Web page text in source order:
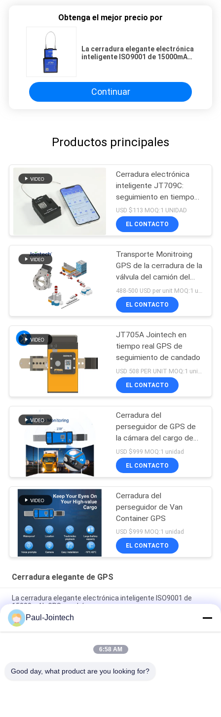
Obtenga el mejor precio por
La cerradura elegante electrónica
inteligente ISO9001 de 15000mAh
Continuar
Productos principales
Cerradura electrónica
inteligente JT709C:
seguimiento en tiempo
real y desbloqueo
remoto
USD $113 MOQ:1 UNIDAD
EL CONTACTO
Transporte Monitroing
GPS de la cerradura de la
válvula del camión del
tanque de aceite que
coloca el seguimiento
488-500 USD per unit MOQ:1 unidad
EL CONTACTO
JT705A Jointech en
tiempo real GPS de
seguimiento de candado
EL CONTACTO
Cerradura del
perseguidor de GPS de
la cámara del cargo de
Jointech
USD $999 MOQ:1 unidad
EL CONTACTO
Cerradura del
perseguidor de Van
Container GPS
USD $999 MOQ:1 unidad
EL CONTACTO
Cerradura elegante de GPS
La cerradura elegante electrónica inteligente ISO9001 de
15000mAh GPS aprobó
Envase de la cerradura del sello de Jointech JT705A GPS que
supervisa el cargo GPS de la seguridad que sigue el candado
La cerradura electrónica elegante ROHS del envase de
Paul-Jointech
6:58 AM
Good day, what product are you looking for?